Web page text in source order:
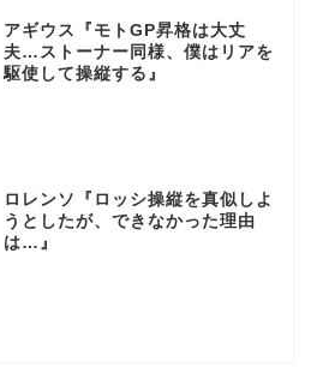
アギウス『モトGP昇格は大丈
夫…ストーナー同様、僕はリアを
駆使して操縦する』
ロレンソ『ロッシ操縦を真似しよ
うとしたが、できなかった理由
は…』